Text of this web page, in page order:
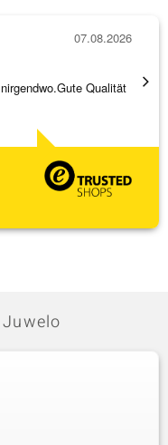
Qualität
07.08.2026